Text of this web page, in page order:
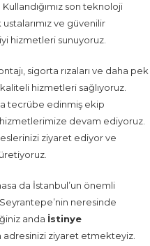
son teknoloji
ve güvenilir
hizmetleri sunuyoruz.
sigorta rızaları ve daha pek
hizmetleri sağlıyoruz.
tecrübe edinmiş ekip
hizmetlerimize devam ediyoruz.
ziyaret ediyor ve
da İstanbul’un önemli
neresinde
anda İstinye
adresinizi ziyaret etmekteyiz.